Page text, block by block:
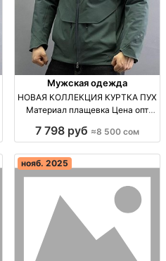
Мужская одежда
НОВАЯ КОЛЛЕКЦИЯ КУРТКА ПУХ
Материал плащевка Цена опт
7 798 руб ≈8 500 сом
нояб. 2025